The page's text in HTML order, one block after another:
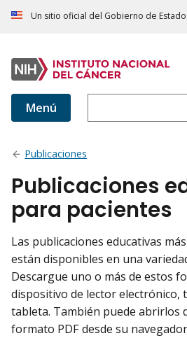
Un sitio oficial del Gobierno de
Menú
Publicaciones
Publicaciones
para pacientes
Las publicaciones educativas
están disponibles en una
Descargue uno o más de estos
dispositivo de lector
tableta. También puede abrirlos
formato PDF desde su